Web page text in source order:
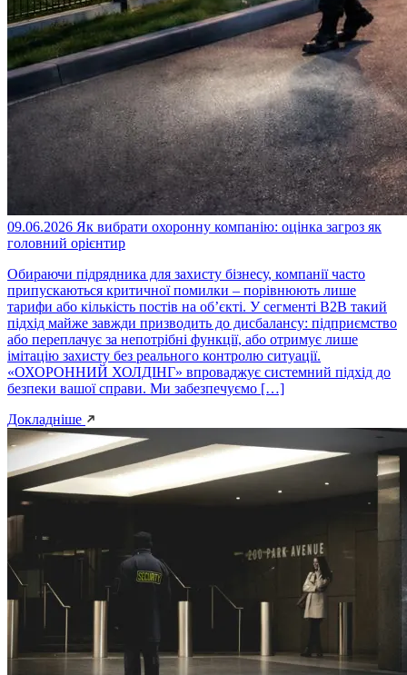
09.06.2026 Як вибрати охоронну компанію: оцінка загроз як
головний орієнтир
Обираючи підрядника для захисту бізнесу, компанії часто
припускаються критичної помилки – порівнюють лише
тарифи або кількість постів на об’єкті. У сегменті B2B такий
підхід майже завжди призводить до дисбалансу: підприємство
або переплачує за непотрібні функції, або отримує лише
імітацію захисту без реального контролю ситуації.
«ОХОРОННИЙ ХОЛДІНГ» впроваджує системний підхід до
безпеки вашої справи. Ми забезпечуємо […]
Докладніше